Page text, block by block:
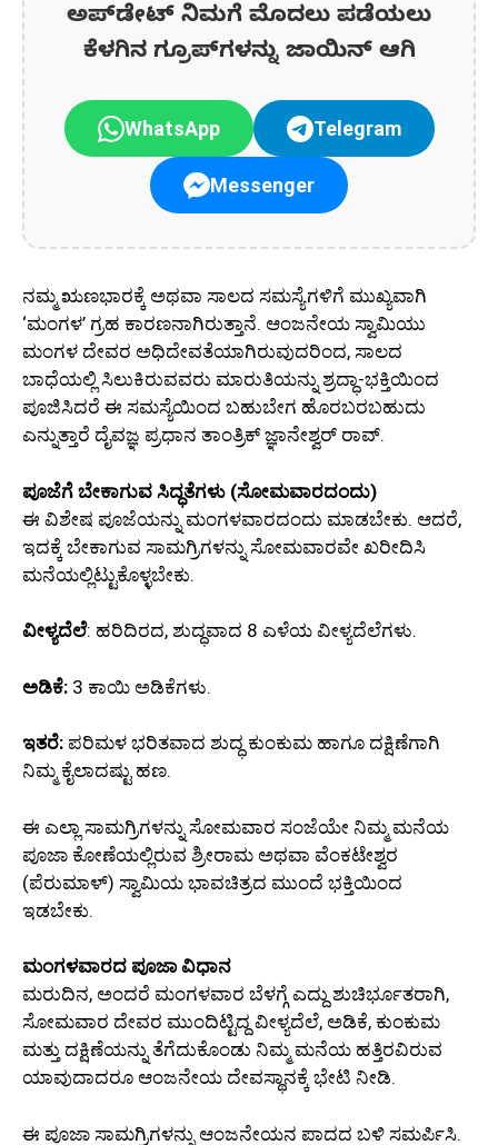
ಅಪ್‌ಡೇಟ್‌ ನಿಮಗೆ ಮೊದಲು ಪಡೆಯಲು
ಕೆಳಗಿನ ಗ್ರೂಪ್‌ಗಳನ್ನು ಜಾಯಿನ್ ಆಗಿ
WhatsApp Telegram
Messenger
ನಮ್ಮ ಋಣಭಾರಕ್ಕೆ ಅಥವಾ ಸಾಲದ ಸಮಸ್ಯೆಗಳಿಗೆ ಮುಖ್ಯವಾಗಿ
‘ಮಂಗಳ’ ಗ್ರಹ ಕಾರಣನಾಗಿರುತ್ತಾನೆ. ಆಂಜನೇಯ ಸ್ವಾಮಿಯು
ಮಂಗಳ ದೇವರ ಅಧಿದೇವತೆಯಾಗಿರುವುದರಿಂದ, ಸಾಲದ
ಬಾಧೆಯಲ್ಲಿ ಸಿಲುಕಿರುವವರು ಮಾರುತಿಯನ್ನು ಶ್ರದ್ಧಾ-ಭಕ್ತಿಯಿಂದ
ಪೂಜಿಸಿದರೆ ಈ ಸಮಸ್ಯೆಯಿಂದ ಬಹುಬೇಗ ಹೊರಬರಬಹುದು
ಎನ್ನುತ್ತಾರೆ ದೈವಜ್ಞ ಪ್ರಧಾನ ತಾಂತ್ರಿಕ್ ಜ್ಞಾನೇಶ್ವರ್ ರಾವ್.
ಪೂಜೆಗೆ ಬೇಕಾಗುವ ಸಿದ್ಧತೆಗಳು (ಸೋಮವಾರದಂದು)
ಈ ವಿಶೇಷ ಪೂಜೆಯನ್ನು ಮಂಗಳವಾರದಂದು ಮಾಡಬೇಕು. ಆದರೆ,
ಇದಕ್ಕೆ ಬೇಕಾಗುವ ಸಾಮಗ್ರಿಗಳನ್ನು ಸೋಮವಾರವೇ ಖರೀದಿಸಿ
ಮನೆಯಲ್ಲಿಟ್ಟುಕೊಳ್ಳಬೇಕು.
ವೀಳ್ಯದೆಲೆ: ಹರಿದಿರದ, ಶುದ್ಧವಾದ 8 ಎಳೆಯ ವೀಳ್ಯದೆಲೆಗಳು.
ಅಡಿಕೆ: 3 ಕಾಯಿ ಅಡಿಕೆಗಳು.
ಇತರೆ: ಪರಿಮಳ ಭರಿತವಾದ ಶುದ್ಧ ಕುಂಕುಮ ಹಾಗೂ ದಕ್ಷಿಣೆಗಾಗಿ
ನಿಮ್ಮ ಕೈಲಾದಷ್ಟು ಹಣ.
ಈ ಎಲ್ಲಾ ಸಾಮಗ್ರಿಗಳನ್ನು ಸೋಮವಾರ ಸಂಜೆಯೇ ನಿಮ್ಮ ಮನೆಯ
ಪೂಜಾ ಕೋಣೆಯಲ್ಲಿರುವ ಶ್ರೀರಾಮ ಅಥವಾ ವೆಂಕಟೇಶ್ವರ
(ಪೆರುಮಾಳ್) ಸ್ವಾಮಿಯ ಭಾವಚಿತ್ರದ ಮುಂದೆ ಭಕ್ತಿಯಿಂದ
ಇಡಬೇಕು.
ಮಂಗಳವಾರದ ಪೂಜಾ ವಿಧಾನ
ಮರುದಿನ, ಅಂದರೆ ಮಂಗಳವಾರ ಬೆಳಗ್ಗೆ ಎದ್ದು ಶುಚಿರ್ಭೂತರಾಗಿ,
ಸೋಮವಾರ ದೇವರ ಮುಂದಿಟ್ಟಿದ್ದ ವೀಳ್ಯದೆಲೆ, ಅಡಿಕೆ, ಕುಂಕುಮ
ಮತ್ತು ದಕ್ಷಿಣೆಯನ್ನು ತೆಗೆದುಕೊಂಡು ನಿಮ್ಮ ಮನೆಯ ಹತ್ತಿರವಿರುವ
ಯಾವುದಾದರೂ ಆಂಜನೇಯ ದೇವಸ್ಥಾನಕ್ಕೆ ಭೇಟಿ ನೀಡಿ.
ಈ ಪೂಜಾ ಸಾಮಗ್ರಿಗಳನ್ನು ಆಂಜನೇಯನ ಪಾದದ ಬಳಿ ಸಮರ್ಪಿಸಿ.